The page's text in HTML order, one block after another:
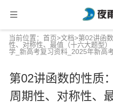
当前位置： 首页>文档>第02讲函
性、对称性、最值（十六大题型
学_新高考复习资料_2025年新高
第02讲函数的性质
周期性、对称性、